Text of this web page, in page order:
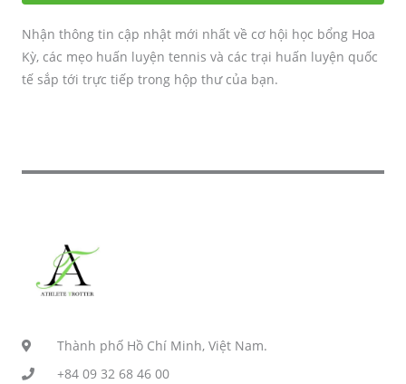
Nhận thông tin cập nhật mới nhất về cơ hội học bổng Hoa
Kỳ, các mẹo huấn luyện tennis và các trại huấn luyện quốc
tế sắp tới trực tiếp trong hộp thư của bạn.
Thành phố Hồ Chí Minh, Việt Nam.
+84 09 32 68 46 00